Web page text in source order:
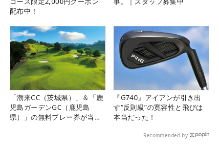
配布中！
「潮来CC（茨城県）」＆「鹿
児島ガーデンGC（鹿児島
県）」の無料プレー券が当た
『G740』アイアンが引き出
す“反則級”の寛容性と飛びは
本当だった！
Recommended by